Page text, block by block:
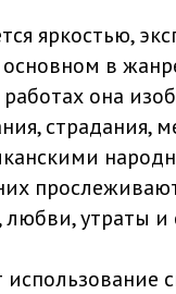
яркостью,
в
она
страдания,
утраты и